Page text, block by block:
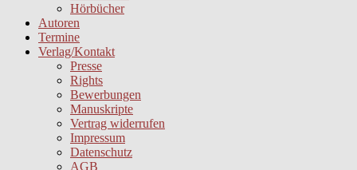
Hörbücher
Autoren
Termine
Verlag/Kontakt
Presse
Rights
Bewerbungen
Manuskripte
Vertrag widerrufen
Impressum
Datenschutz
AGB